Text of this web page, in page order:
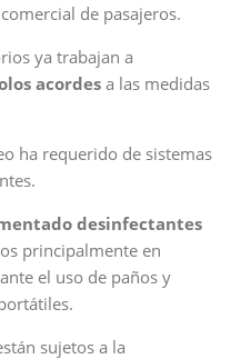
de pasajeros.
ya trabajan a
acordes a las medidas
ha requerido de sistemas
desinfectantes
principalmente en
el uso de paños y
sujetos a la